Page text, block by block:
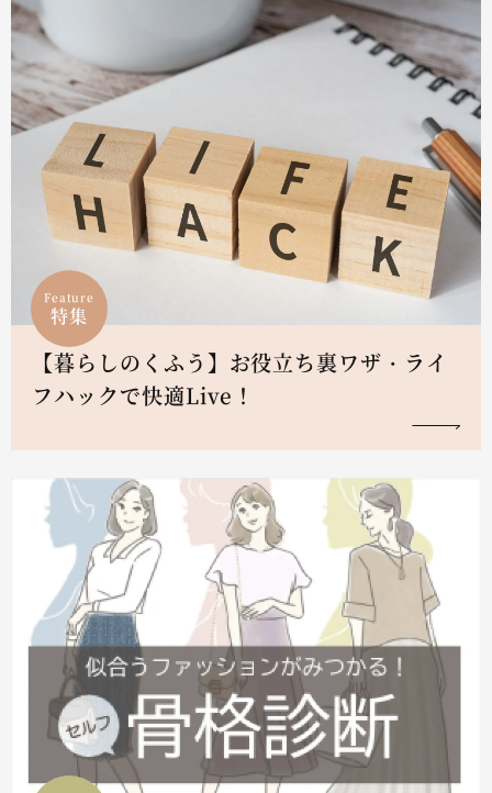
Feature
特集
【暮らしのくふう】お役立ち裏ワザ・ライ
フハックで快適Live！